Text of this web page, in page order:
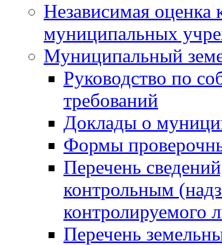
Независимая оценка
муниципальных
Муниципальный
Руководство по
требований
Доклады о
Формы
Перечень
контрольным
контролируемого
Перечень